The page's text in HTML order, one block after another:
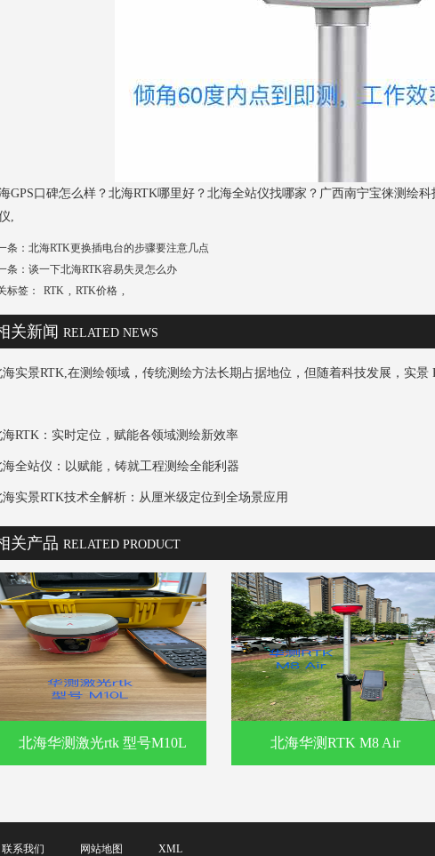
GPS口碑怎么样？北海RTK哪里好？北海全站仪找哪家？广西南宁宝徕测绘
,
条： 北海RTK更换插电台的步骤要注意几点
条： 谈一下北海RTK容易失灵怎么办
标签：
RTK , RTK价格 ,
关新闻 RELATED NEWS
海实景RTK,在测绘领域，传统测绘方法长期占据地位，但随着科技发展，实景
海RTK：实时定位，赋能各领域测绘新效率
海全站仪：以赋能，铸就工程测绘全能利器
海实景RTK技术全解析：从厘米级定位到全场景应用
关产品 RELATED PRODUCT
北海华测激光rtk 型号M10L 北海华测RTK M8 Air
联系我们 网站地图 XML